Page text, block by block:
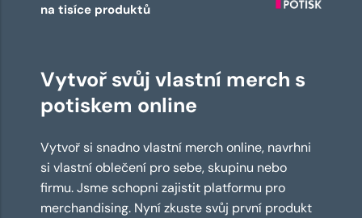
na tisíce produktů
Vytvoř svůj vlastní merch s
potiskem online
Vytvoř si snadno vlastní merch online, navrhni
si vlastní oblečení pro sebe, skupinu nebo
firmu. Jsme schopni zajistit platformu pro
merchandising. Nyní zkuste svůj první produkt